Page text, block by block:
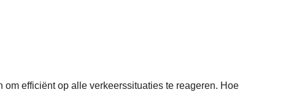
efficiënt op alle verkeerssituaties te reageren. Hoe